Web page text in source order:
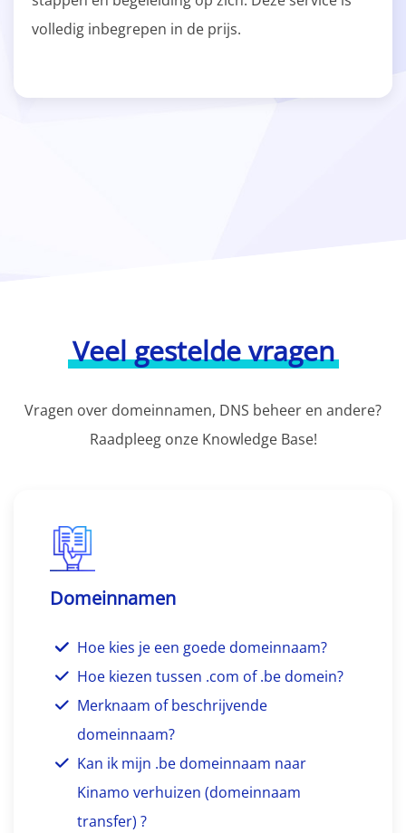
volledig inbegrepen in de prijs.
Veel gestelde vragen
Vragen over domeinnamen, DNS beheer en andere?
Raadpleeg onze Knowledge Base!
Domeinnamen
Hoe kies je een goede domeinnaam?
Hoe kiezen tussen .com of .be domein?
Merknaam of beschrijvende
domeinnaam?
Kan ik mijn .be domeinnaam naar
Kinamo verhuizen (domeinnaam
transfer) ?